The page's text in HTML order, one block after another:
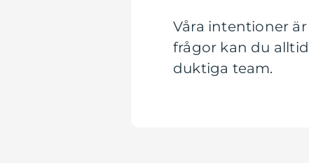
Våra intentioner
frågor kan du alltid
duktiga team.